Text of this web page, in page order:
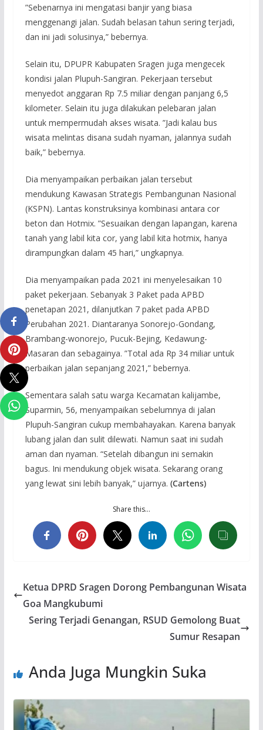
”Sebenarnya ini mengatasi banjir yang biasa
menggenangi jalan. Sudah belasan tahun sering terjadi,
dan ini jadi solusinya,” bebernya.
Selain itu, DPUPR Kabupaten Sragen juga mengecek
kondisi jalan Plupuh-Sangiran. Pekerjaan tersebut
menyedot anggaran Rp 7.5 miliar dengan panjang 6,5
kilometer. Selain itu juga dilakukan pelebaran jalan
untuk mempermudah akses wisata. ”Jadi kalau bus
wisata melintas disana sudah nyaman, jalannya sudah
baik,” bebernya.
Dia menyampaikan perbaikan jalan tersebut
mendukung Kawasan Strategis Pembangunan Nasional
(KSPN). Lantas konstruksinya kombinasi antara cor
beton dan Hotmix. ”Sesuaikan dengan lapangan, karena
tanah yang labil kita cor, yang labil kita hotmix, hanya
dirampungkan dalam 45 hari,” ungkapnya.
Dia menyampaikan pada 2021 ini menyelesaikan 10
paket pekerjaan. Sebanyak 3 Paket pada APBD
penetapan 2021, dilanjutkan 7 paket pada APBD
Perubahan 2021. Diantaranya Sonorejo-Gondang,
Brambang-wonorejo, Pucuk-Bejing, Kedawung-
Masaran dan sebagainya. ”Total ada Rp 34 miliar untuk
perbaikan jalan sepanjang 2021,” bebernya.
Sementara salah satu warga Kecamatan kalijambe,
Suparmin, 56, menyampaikan sebelumnya di jalan
Plupuh-Sangiran cukup membahayakan. Karena banyak
lubang jalan dan sulit dilewati. Namun saat ini sudah
aman dan nyaman. “Setelah dibangun ini semakin
bagus. Ini mendukung objek wisata. Sekarang orang
yang lewat sini lebih banyak,” ujarnya. (Cartens)
Share this…
Ketua DPRD Sragen Dorong Pembangunan Wisata
Goa Mangkubumi
Sering Terjadi Genangan, RSUD Gemolong Buat
Sumur Resapan
Anda Juga Mungkin Suka